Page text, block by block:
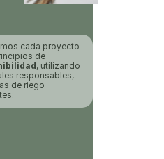
cada proyecto
bajo principios de
, utilizando
responsables,
de riego